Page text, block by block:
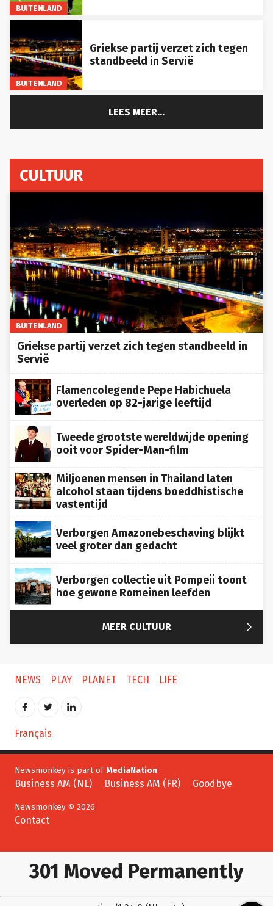
BUITENLAND
BUITENLAND
Griekse partij verzet zich tegen
standbeeld in Servië
LEES MEER...
CULTUUR
BUITENLAND
Griekse partij verzet zich tegen standbeeld in
Servië
Flamencolegende Pepe Habichuela
overleden op 82-jarige leeftijd
Tweede grootste wereldwijde opening
ooit voor Spider-Man-film
Miljoenen mensen in Thailand laten
alcohol staan tijdens boeddhistische
vastentijd
Verborgen Amazonebeschaving blijkt
veel groter dan gedacht
Verborgen collectie uit Pompeii toont
hoe gewone Romeinen leefden
MEER CULTUUR 
NEWS PLAY PLANET TECH LIFE
Français
Newsmonkey is part ofMediaNation:
Business AM (NL) Business AM (FR) Goodbye
Newsmonkey © 2026
Contact
301 Moved Permanently